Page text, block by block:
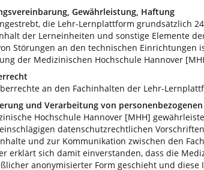
Gewährleistung, Haftung
die Lehr-Lernplattform grundsätzlich
der Lerneinheiten und sonstige Elemente
Störungen an den technischen
der Medizinischen Hochschule Hannover
an den Fachinhalten der Lehr-
und Verarbeitung von personenbezogenen
Hochschule Hannover [MHH]
datenschutzrechtlichen
und zur Kommunikation zwischen den
erklärt sich damit einverstanden, dass die
anonymisierter Form geschieht und